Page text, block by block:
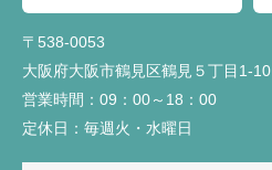
〒538-0053
大阪府大阪市鶴見区鶴見５丁目1-10
営業時間： 09：00～18：00
定休日： 毎週火・水曜日